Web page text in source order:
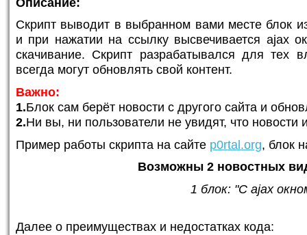
Скрипт выводит в выбранном вами месте блок
и при нажатии на ссылку высвечивается ajax
скачивание. Скрипт разрабатывался для тех
всегда могут обновлять свой контент.
Важно:
1.Блок сам берёт новости с другого сайта и
2.Ни вы, ни пользователи не увидят, что новости
Пример работы скрипта на сайте p0rtal.org, блок
Возможны 2 новостных
1 блок: "C ajax
Далее о преимуществах и недостатках кода: